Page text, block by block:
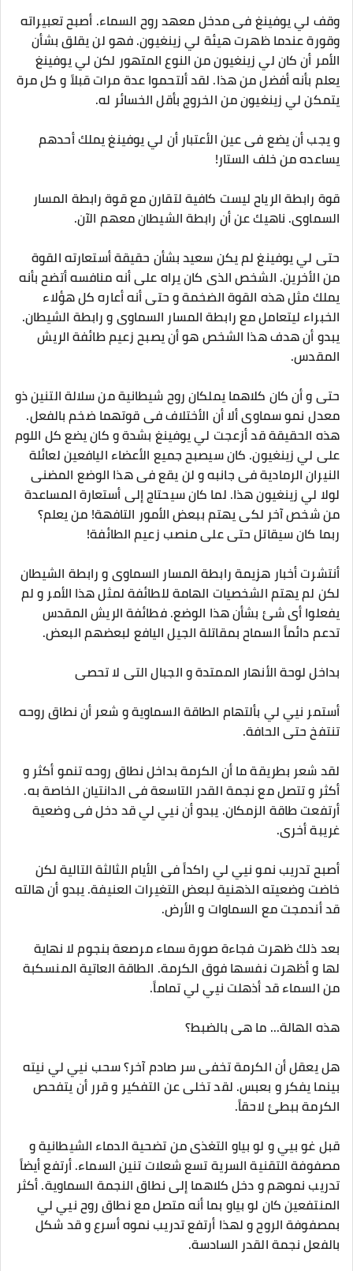
وقف لي يوفينغ فى مدخل معهد روح السماء. أصبح تعبيراته
وقورة عندما ظهرت هيئة لي زينغيون. فهو لن يقلق بشأن
الأمر أن كان لي زينغيون من النوع المتهور لكن لي يوفينغ
يعلم بأنه أفضل من هذا. لقد ألتحموا عدة مرات قبلاً و كل مرة
يتمكن لي زينغيون من الخروج بأقل الخسائر له.
و يجب أن يضع فى عين الأعتبار أن لي يوفينغ يملك أحدهم
يساعده من خلف الستار!
قوة رابطة الرياح ليست كافية لتقارن مع قوة رابطة المسار
السماوى. ناهيك عن أن رابطة الشيطان معهم الآن.
حتى لي يوفينغ لم يكن سعيد بشأن حقيقة أستعارته القوة
من الأخرين. الشخص الذى كان يراه على أنه منافسه أتضح بأنه
يملك مثل هذه القوة الضخمة و حتى أنه أعاره كل هؤلاء
الخبراء ليتعامل مع رابطة المسار السماوى و رابطة الشيطان.
يبدو أن هدف هذا الشخص هو أن يصبح زعيم طائفة الريش
المقدس.
حتى و أن كان كلاهما يملكان روح شيطانية من سلالة التنين ذو
معدل نمو سماوى ألا أن الأختلاف فى قوتهما ضخم بالفعل.
هذه الحقيقة قد أزعجت لي يوفينغ بشدة و كان يضع كل اللوم
على لي زينغيون. كان سيصبح جميع الأعضاء اليافعين لعائلة
النيران الرمادية فى جانبه و لن يقع فى هذا الوضع المضنى
لولا لي زينغيون هذا. لما كان سيحتاج إلى أستعارة المساعدة
من شخص آخر لكى يهتم ببعض الأمور التافهة! من يعلم؟
ربما كان سيقاتل حتى على منصب زعيم الطائفة!
أنتشرت أخبار هزيمة رابطة المسار السماوى و رابطة الشيطان
لكن لم يهتم الشخصيات الهامة للطائفة لمثل هذا الأمر و لم
يفعلوا أى شئ بشأن هذا الوضع. فطائفة الريش المقدس
تدعم دائماً السماح بمقاتلة الجيل اليافع لبعضهم البعض.
بداخل لوحة الأنهار الممتدة و الجبال التى لا تحصى
أستمر نيي لي بألتهام الطاقة السماوية و شعر أن نطاق روحه
تنتفخ حتى الحافة.
لقد شعر بطريقة ما أن الكرمة بداخل نطاق روحه تنمو أكثر و
أكثر و تتصل مع نجمة القدر التاسعة فى الدانتيان الخاصة به.
أرتفعت طاقة الزمكان. يبدو أن نيي لي قد دخل فى وضعية
غريبة أخرى.
أصبح تدريب نمو نيي لي راكداً فى الأيام الثالثة التالية لكن
خاضت وضعيته الذهنية لبعض التغيرات العنيفة. يبدو أن هالته
قد أندمجت مع السماوات و الأرض.
بعد ذلك ظهرت فجاءة صورة سماء مرصعة بنجوم لا نهاية
لها و أظهرت نفسها فوق الكرمة. الطاقة العاتية المنسكبة
من السماء قد أذهلت نيي لي تماماً.
هذه الهالة... ما هى بالضبط؟
هل يعقل أن الكرمة تخفى سر صادم آخر؟ سحب نيي لي نيته
بينما يفكر و بعبس. لقد تخلى عن التفكير و قرر أن يتفحص
الكرمة ببطئ لاحقاً.
قبل غو بيي و لو بياو التغذى من تضحية الدماء الشيطانية و
مصفوفة التقنية السرية تسع شعلات تنين السماء. أرتفع أيضاً
تدريب نموهم و دخل كلاهما إلى نطاق النجمة السماوية. أكثر
المنتفعين كان لو بياو بما أنه متصل مع نطاق روح نيي لي
بمصفوفة الروح و لهذا أرتفع تدريب نموه أسرع و قد شكل
بالفعل نجمة القدر السادسة.